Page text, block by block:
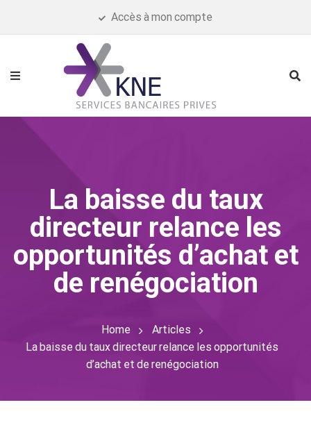
Accès à mon compte
La baisse du taux
directeur relance les
opportunités d’achat et
de renégociation
Home
Articles
La baisse du taux directeur relance les opportunités
d’achat et de renégociation